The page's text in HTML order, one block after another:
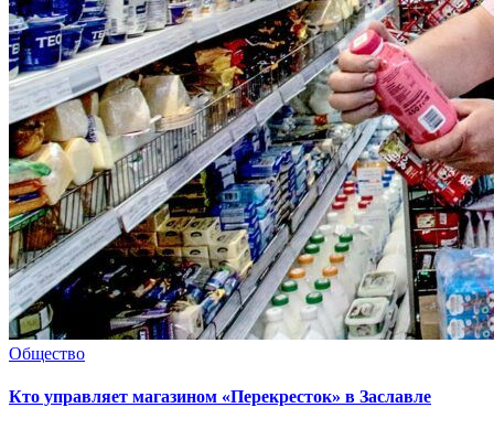
Общество
Кто управляет магазином «Перекресток» в Заславле